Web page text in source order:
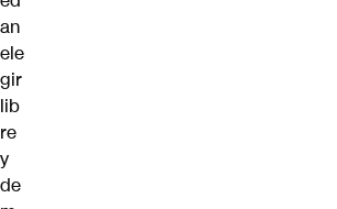
an
ele
gir
lib
re
y
de